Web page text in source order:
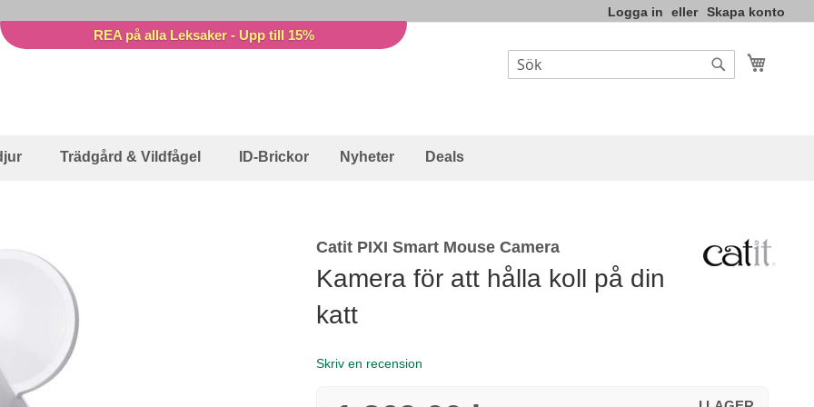
Logga in Skapa konto
REA på alla Leksaker - Upp till 15%
Sök
Trädgård & Vildfågel ID-Brickor Nyheter Deals
Catit PIXI Smart Mouse Camera
Kamera för att hålla koll på din
katt
Skriv en recension